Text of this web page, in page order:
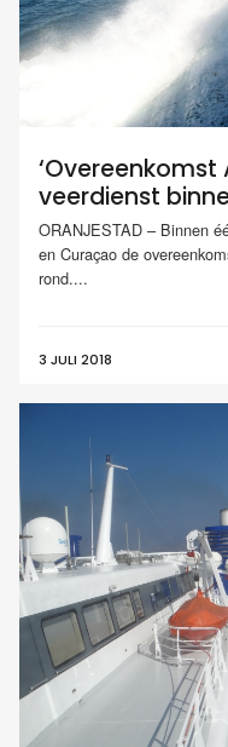
veerdienst
ORANJESTAD – Binnen
en Curaçao de
rond....
3 JULI 2018